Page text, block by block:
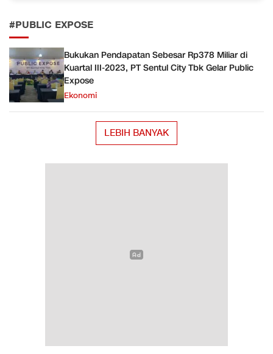
#PUBLIC EXPOSE
Bukukan Pendapatan Sebesar Rp378 Miliar di
Kuartal III-2023, PT Sentul City Tbk Gelar Public
Expose
Ekonomi
LEBIH BANYAK